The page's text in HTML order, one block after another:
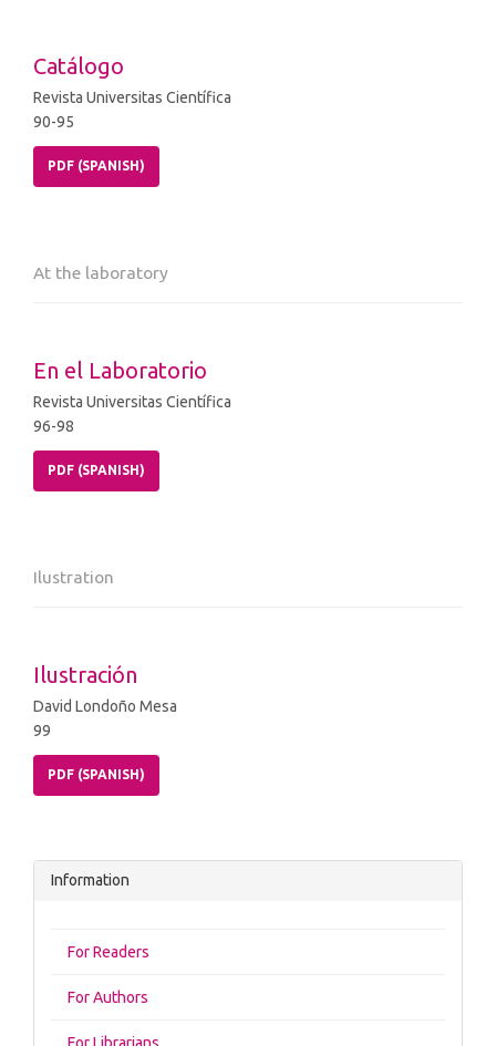
Catálogo
Revista Universitas Científica
90-95
PDF (SPANISH)
At the laboratory
En el Laboratorio
Revista Universitas Científica
96-98
PDF (SPANISH)
Ilustration
Ilustración
David Londoño Mesa
99
PDF (SPANISH)
Information
For Readers
For Authors